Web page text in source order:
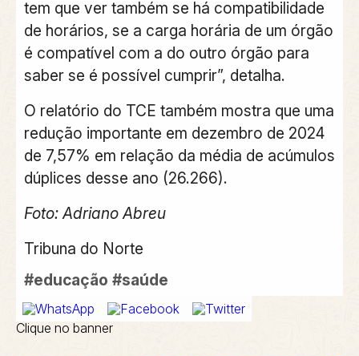
tem que ver também se há compatibilidade
de horários, se a carga horária de um órgão
é compatível com a do outro órgão para
saber se é possível cumprir”, detalha.
O relatório do TCE também mostra que uma
redução importante em dezembro de 2024
de 7,57% em relação da média de acúmulos
dúplices desse ano (26.266).
Foto: Adriano Abreu
Tribuna do Norte
#educação #saúde
Clique no banner